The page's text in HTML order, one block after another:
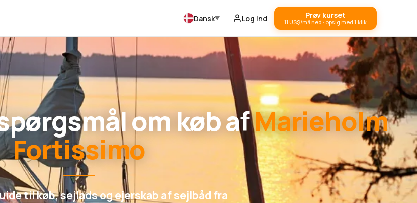
Dansk Log ind Prøv kurset
11 US$/måned · opsig med 1 klik
om køb afMarieholm
Fortissimo
til køb, sejlads og ejerskab af sejlbåd fra